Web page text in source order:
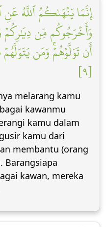
إِنَّمَا يَنۡهَىٰكُمُ ٱللَّهُ عَنِ
وَأَخۡرَجُوكُم مِّن
أَن تَوَلَّوۡهُمۡۚ وَمَن
[٩]
melarang kamu
kawanmu
kamu dalam
kamu dari
membantu (orang
Barangsiapa
kawan, mereka